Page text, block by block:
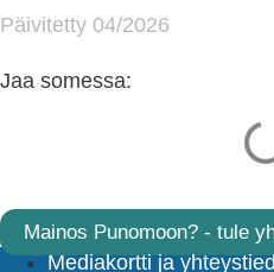
Päivitetty 04/2026
Jaa somessa:
Mainos Punomoon? - tule
Mediakortti ja